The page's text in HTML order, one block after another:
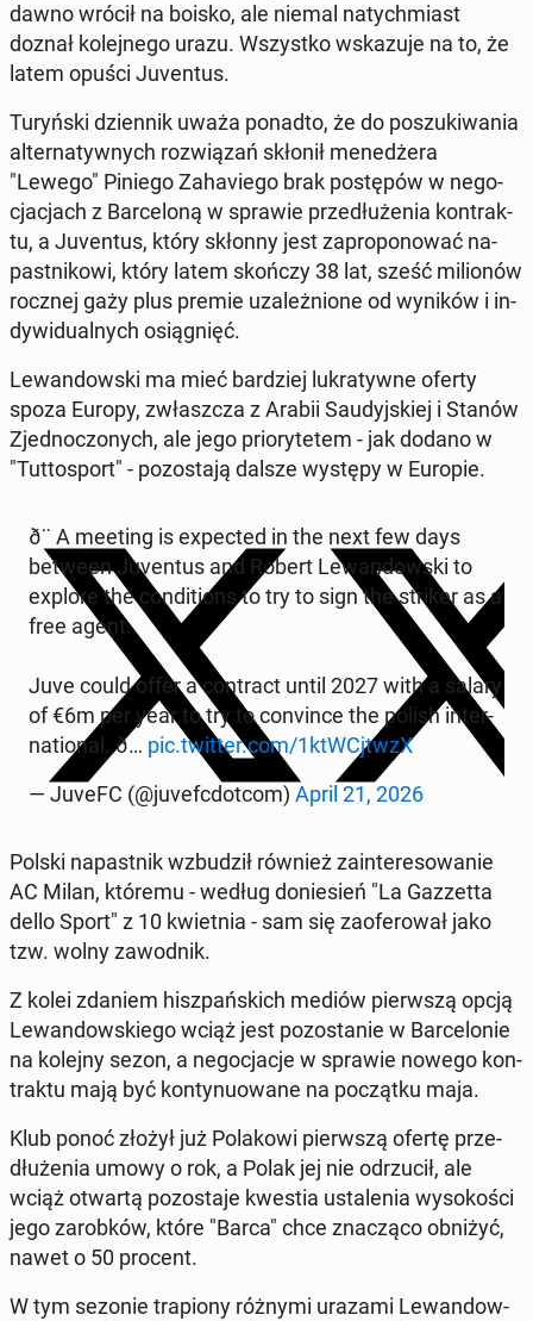
daw­no wrócił na boisko, ale niemal na­tych­miast
doznał ko­lej­ne­go urazu. Wszyst­ko wska­zu­je na to, że
latem opuści Ju­ven­tus.
Tu­ryń­ski dzien­nik uważa ponadto, że do po­szu­ki­wa­nia
al­ter­na­tyw­nych roz­wią­zań skłonił me­ne­dże­ra
"Lewego" Piniego Za­ha­vie­go brak po­stę­pów w ne­go­
cja­cjach z Bar­ce­lo­ną w sprawie prze­dłu­że­nia kon­trak­
tu, a Ju­ven­tus, który skłonny jest za­pro­po­no­wać na­
past­ni­ko­wi, który latem skończy 38 lat, sześć mi­lio­nów
rocznej gaży plus premie uza­leż­nio­ne od wyników i in­
dy­wi­du­al­nych osią­gnięć.
Le­wan­dow­ski ma mieć bar­dziej lu­kra­tyw­ne oferty
spoza Europy, zwłasz­cza z Arabii Sau­dyj­skiej i Stanów
Zjed­no­czo­nych, ale jego prio­ry­te­tem - jak dodano w
"Tut­to­sport" - po­zo­sta­ją dalsze występy w Europie.
ð¨ A meeting is expec­ted in the next few days
between Ju­ven­tus and Robert Le­wan­dow­ski to
explore the con­di­tions to try to sign the striker as a
free agent.
Juve could offer a con­tract until 2027 with a salary
of €6m per year to try to co­nvin­ce the polish in­ter­
na­tio­nal. ð… pic.twitter.com/1ktW­Cj­twzX
— JuveFC (@ju­vefc­dot­com) April 21, 2026
Polski na­past­nik wzbu­dził również za­in­te­re­so­wa­nie
AC Milan, któremu - według do­nie­sień "La Gaz­zet­ta
dello Sport" z 10 kwiet­nia - sam się za­ofe­ro­wał jako
tzw. wolny za­wod­nik.
Z kolei zdaniem hisz­pań­skich mediów pierw­szą opcją
Le­wan­dow­skie­go wciąż jest po­zo­sta­nie w Bar­ce­lo­nie
na kolejny sezon, a ne­go­cja­cje w sprawie nowego kon­
trak­tu mają być kon­ty­nu­owa­ne na po­cząt­ku maja.
Klub ponoć złożył już Po­la­ko­wi pierw­szą ofertę prze­
dłu­że­nia umowy o rok, a Polak jej nie od­rzu­cił, ale
wciąż otwartą po­zo­sta­je kwestia usta­le­nia wy­so­ko­ści
jego za­rob­ków, które "Barca" chce zna­czą­co obniżyć,
nawet o 50 procent.
W tym sezonie tra­pio­ny różnymi urazami Le­wan­dow­